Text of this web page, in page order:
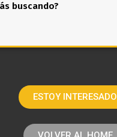
buscando?
ESTOY INTERESADO